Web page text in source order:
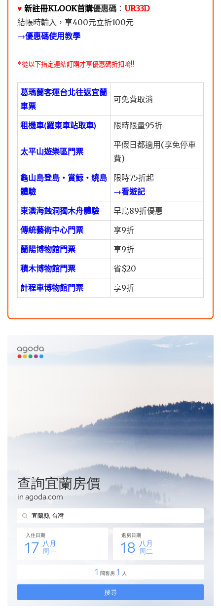
♥️ 新註冊KLOOK首購優惠碼 ： UR33D
結帳時輸入，享400元立折100元
→優惠碼使用教學
*從以下指定連結訂購才享優惠碼折扣唷!!
葛瑪蘭客運台北往返宜蘭
車票
可免費取消
租機車(羅東車站取車) 限時限量95折
太平山遊樂區門票
平假日都適用(享免停車
費)
龜山島登島・賞鯨・繞島
體驗
限時75折起
→看遊記
東澳海蝕洞獨木舟體驗
早鳥89折優惠
傳統藝術中心門票
享9折
蘭陽博物館門票
享9折
積木博物館門票
省$20
計程車博物館門票
享9折